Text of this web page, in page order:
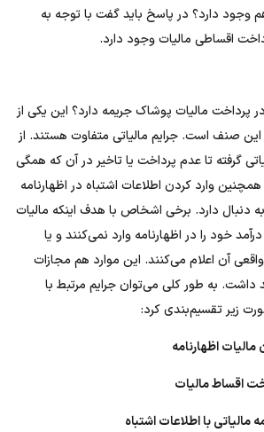
وجود دارد؟ در پاسخ باید گفت با توجه به
اقساطی مالیات وجود دارد.
پرداخت مالیات پوشاک جریمه دارد؟ این یکی از
صنف است. جرایم مالیاتی متفاوت هستند. از
گرفته تا عدم پرداخت یا تاخیر در آن که همگی
وارد کردن اطلاعات اشتباه در اظهارنامه
دنبال دارد. برخی اشخاص با هدف اینکه مالیات
خود را در اظهارنامه وارد نمی‌کنند و یا
واقعی آن اعلام می‌کنند. این موارد هم مجازات
داشت. به طور کلی می‌توان جرایم مرتبط با
زیر تقسیم‌بندی کرد:
اظهارنامه
اقساط مالیات
مالیاتی با اطلاعات اشتباه